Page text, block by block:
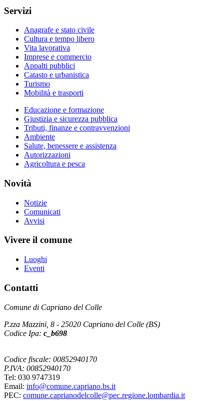
Servizi
Anagrafe e stato civile
Cultura e tempo libero
Vita lavorativa
Imprese e commercio
Appalti pubblici
Catasto e urbanistica
Turismo
Mobilità e trasporti
Educazione e formazione
Giustizia e sicurezza pubblica
Tributi, finanze e contravvenzioni
Ambiente
Salute, benessere e assistenza
Autorizzazioni
Agricoltura e pesca
Novità
Notizie
Comunicati
Avvisi
Vivere il comune
Luoghi
Eventi
Contatti
Comune di Capriano del Colle
P.zza Mazzini, 8 - 25020 Capriano del Colle (BS)
Codice Ipa: c_b698
Codice fiscale: 00852940170
P.IVA: 00852940170
Tel: 030 9747319
Email: info@comune.capriano.bs.it
PEC: comune.caprianodelcolle@pec.regione.lombardia.it